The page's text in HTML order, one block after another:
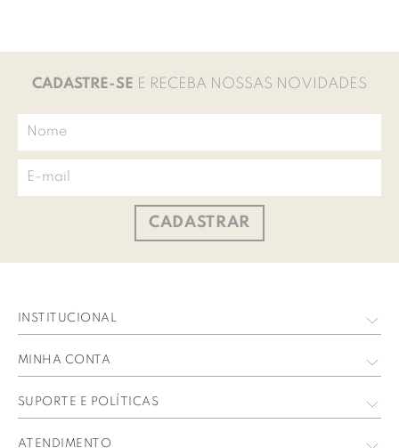
CADASTRE-SE E RECEBA NOSSAS NOVIDADES
CADASTRAR
INSTITUCIONAL
Quem Somos
MINHA CONTA
Meus Dados
SUPORTE E POLÍTICAS
Política de privacidade
ATENDIMENTO